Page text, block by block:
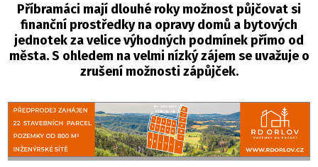
Příbramáci mají dlouhé roky možnost půjčovat si
finanční prostředky na opravy domů a bytových
jednotek za velice výhodných podmínek přímo od
města. S ohledem na velmi nízký zájem se uvažuje o
zrušení možnosti zápůjček.